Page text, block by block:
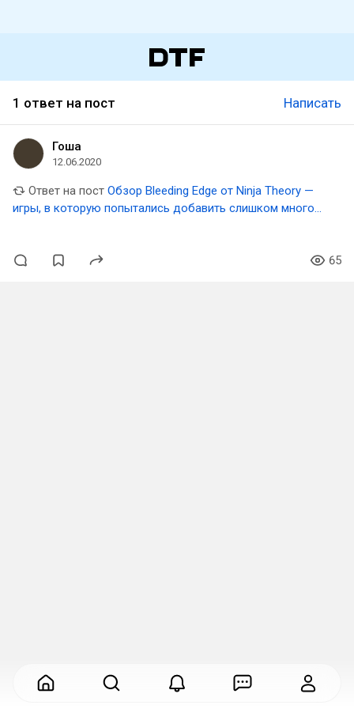
1 ответ на пост Написать
Гоша
12.06.2020
Ответ на пост Обзор Bleeding Edge от Ninja Theory —
игры, в которую попытались добавить слишком много
65